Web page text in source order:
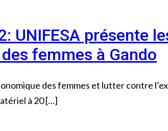
UNIFESA présente
femmes à Gando
des femmes et lutter contre
à 20 […]